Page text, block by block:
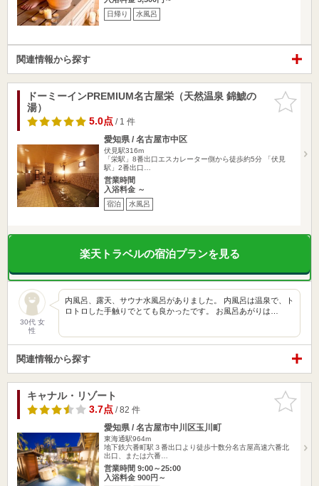
日帰り 水風呂
関連情報から探す
お気に入
りに追加
ドーミーインPREMIUM名古屋栄（天然温泉 錦鯱の
湯）
5.0点/ 1 件
愛知県 / 名古屋市中区
伏見駅316m
「栄駅」8番出口エスカレーター側から徒歩約5分 「伏見
駅」2番出口…
営業時間
入浴料金 ～
宿泊 水風呂
楽天トラベルの宿泊プランを見る
30代 女
性
内風呂、露天、サウナ水風呂がありました。 内風呂は温泉で、ト
ロトロした手触りでとても良かったです。 お風呂あがりは…
関連情報から探す
お気に入
りに追加
キャナル・リゾート
3.7点/ 82 件
愛知県 / 名古屋市中川区玉川町
東海通駅964m
地下鉄六番町駅３番出口より徒歩十数分名古屋高速六番北
出口、または六番…
営業時間 9:00～25:00
入浴料金 900円～